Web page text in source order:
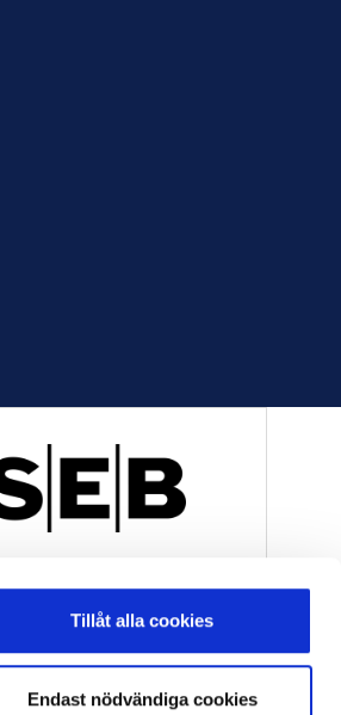
Tillåt alla cookies
Endast nödvändiga cookies